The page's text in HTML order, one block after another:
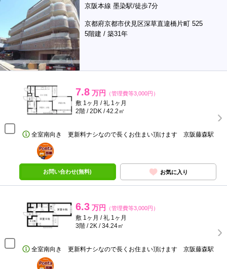
京阪本線 墨染駅/徒歩7分
京都府京都市伏見区深草直違橋片町 525
5階建 / 築31年
7.8 万円 （管理費等3,000円）
敷 1ヶ月 / 礼 1ヶ月
2階 / 2DK / 42.2㎡
全室南向き 更新料ナシなので長くお住まい頂けます 京阪藤森駅
ポンタ
部屋
お問い合わせ(無料) お気に入り
6.3 万円 （管理費等3,000円）
敷 1ヶ月 / 礼 1ヶ月
3階 / 2K / 34.24㎡
全室南向き 更新料ナシなので長くお住まい頂けます 京阪藤森駅
ポンタ
部屋